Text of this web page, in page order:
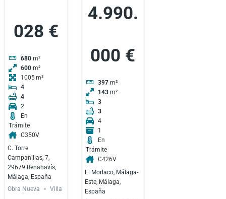
028 €
680 m²
600 m²
1005
4
4
2
En
Trámite
C350V
C. Torre
Campanillas, 7,
29679 Benahavís,
Málaga, España
Obra Nueva
Villa
4.990.
000 €
397 m²
143 m²
3
3
4
1
En
Trámite
C426V
El Morlaco, Málaga-
Este, Málaga,
España